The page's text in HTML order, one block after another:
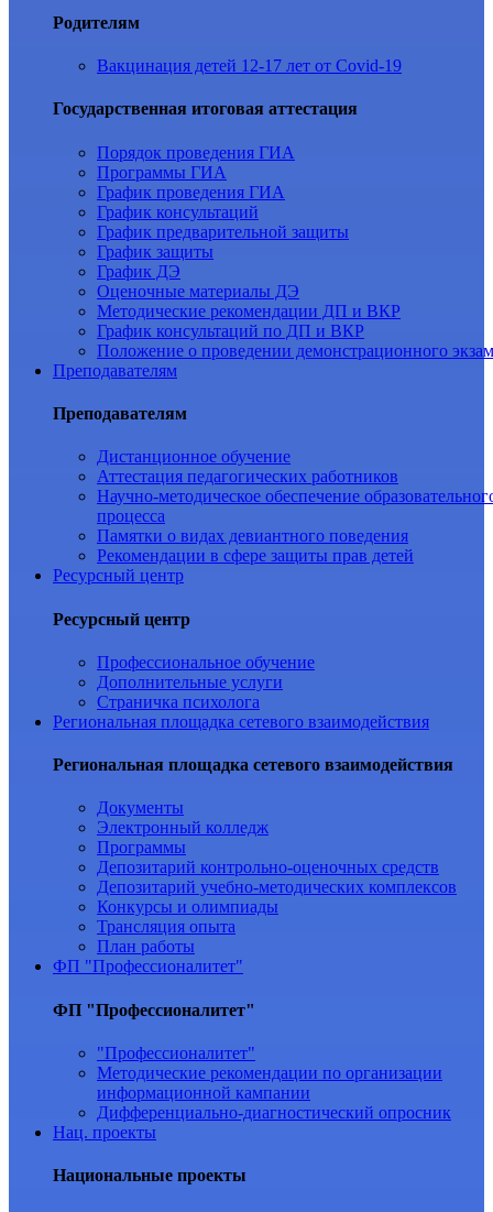
Родителям
Вакцинация детей 12-17 лет от Covid-19
Государственная итоговая аттестация
Порядок проведения ГИА
Программы ГИА
График проведения ГИА
График консультаций
График предварительной защиты
График защиты
График ДЭ
Оценочные материалы ДЭ
Методические рекомендации ДП и ВКР
График консультаций по ДП и ВКР
Положение о проведении демонстрационного
Преподавателям
Преподавателям
Дистанционное обучение
Аттестация педагогических работников
Научно-методическое обеспечение
процесса
Памятки о видах девиантного поведения
Рекомендации в сфере защиты прав детей
Ресурсный центр
Ресурсный центр
Профессиональное обучение
Дополнительные услуги
Страничка психолога
Региональная площадка сетевого взаимодействия
Региональная площадка сетевого взаимодействия
Документы
Электронный колледж
Программы
Депозитарий контрольно-оценочных средств
Депозитарий учебно-методических комплексов
Конкурсы и олимпиады
Трансляция опыта
План работы
ФП "Профессионалитет"
ФП "Профессионалитет"
"Профессионалитет"
Методические рекомендации по организации
информационной кампании
Дифференциально-диагностический опросник
Нац. проекты
Национальные проекты